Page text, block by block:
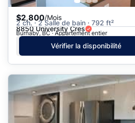
$2,800/Mois
2 ch. · 2 Salle de bain · 792 ft²
8850 University Cres
Burnaby, BC · Appartement entier
Vérifier la disponibilité